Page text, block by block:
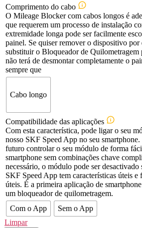
Comprimento do cabo
O Mileage Blocker com cabos longos é
que requerem um processo de instalação
extremidade longa pode ser facilmente
painel. Se quiser remover o dispositivo por
substituir o Bloqueador de Quilometragem
não terá de desmontar completamente o
sempre que
Cabo longo
Compatibilidade das aplicações
Com esta característica, pode ligar o seu
nosso SKF Speed App no seu
futuro controlar o seu módulo de forma
smartphone sem combinações chave
necessário, o módulo pode ser desactivado
SKF Speed App tem características úteis e
úteis. É a primeira aplicação de
um bloqueador de quilometragem.
Com o App
Sem o App
Limpar